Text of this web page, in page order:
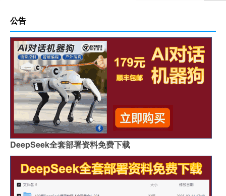
公告
DeepSeek全套部署资料免费下载